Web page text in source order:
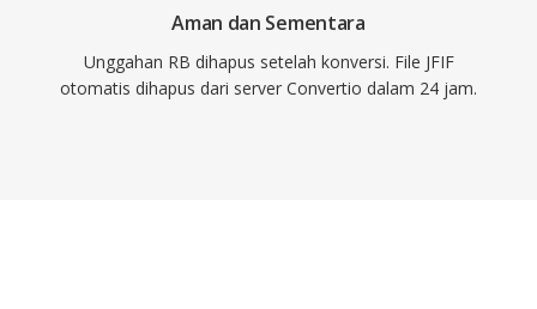
Aman dan Sementara
Unggahan RB dihapus setelah konversi. File JFIF
otomatis dihapus dari server Convertio dalam 24 jam.